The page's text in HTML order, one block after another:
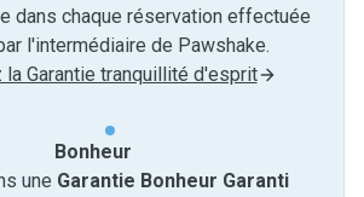
dans chaque réservation effectuée
l'intermédiaire de Pawshake.
la Garantie tranquillité d'esprit
Bonheur
une Garantie Bonheur Garanti